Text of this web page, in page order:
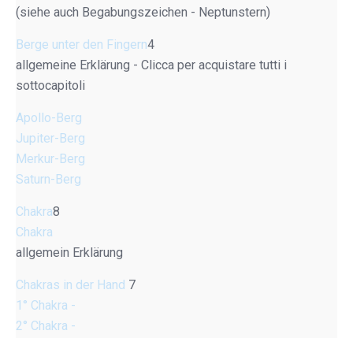
(siehe auch Begabungszeichen - Neptunstern)
Berge unter den Fingern4
allgemeine Erklärung - Clicca per acquistare tutti i
sottocapitoli
Apollo-Berg
Jupiter-Berg
Merkur-Berg
Saturn-Berg
Chakra8
Chakra
allgemein Erklärung
Chakras in der Hand 7
1° Chakra -
2° Chakra -